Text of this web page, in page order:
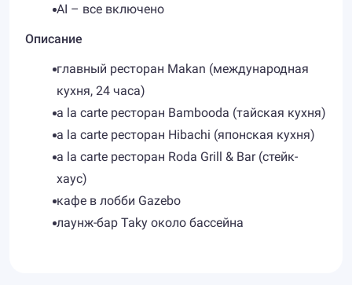
AI – все включено
Описание
главный ресторан Makan (международная
кухня, 24 часа)
a la carte ресторан Bambooda (тайская кухня)
a la carte ресторан Hibachi (японская кухня)
a la carte ресторан Roda Grill & Bar (стейк-
хаус)
кафе в лобби Gazebo
лаунж-бар Taky около бассейна